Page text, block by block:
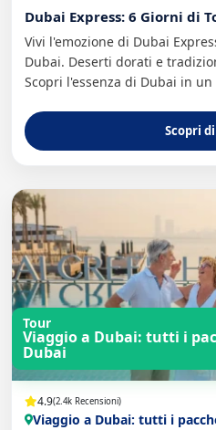
Dubai Express: 6 Giorni di
Vivi l'emozione di Dubai
Dubai. Deserti dorati e
Scopri l'essenza di Dubai in
Scopri
Tour
Viaggio a Dubai: tutti i
Dubai
4.9(2.4k Recensioni)
Viaggio a Dubai: tutti i